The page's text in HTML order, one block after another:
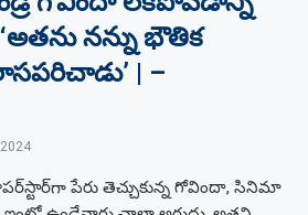
‘అతను నన్ను భౌతిక
| –
పేరు తెచ్చుకున్న గోవిందా, సినిమా